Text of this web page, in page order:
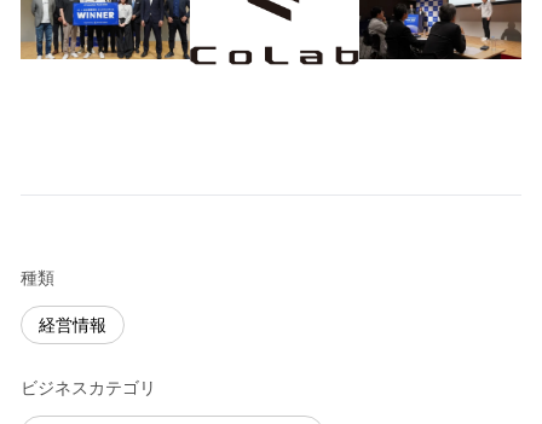
種類
経営情報
ビジネスカテゴリ